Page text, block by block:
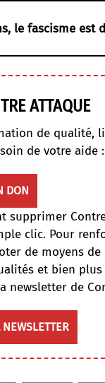
le fascisme
ATTAQUE
de qualité,
de votre aide
DON
supprimer
clic. Pour
de moyens
et bien
newsletter de